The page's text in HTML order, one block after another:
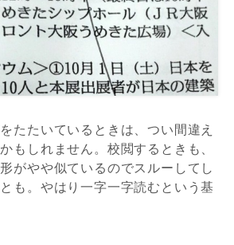
たたいているときは、つい間違え
もしれません。校閲するときも、
がやや似ているのでスルーしてし
も。やはり一字一字読むという基